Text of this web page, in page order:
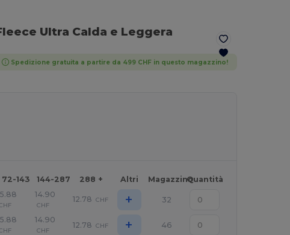
Ultra Calda e Leggera
Spedizione gratuita a partire da 499 CHF in questo magazzino!
72-143 144-287 288 + Altri MagazzinoQuantità
14.90
CHF
12.78 CHF + 32
14.90
CHF
12.78 CHF + 46